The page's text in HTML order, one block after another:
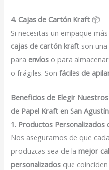
4. Cajas de Cartón Kraft 📦
Si necesitas un empaque
cajas de cartón kraft son
para envíos o para
o frágiles. Sonfáciles de
Beneficios de Elegir
de Papel Kraft en San
1. Productos Personalizados
Nos aseguramos de que
produzcas sea de lamejor
personalizados que